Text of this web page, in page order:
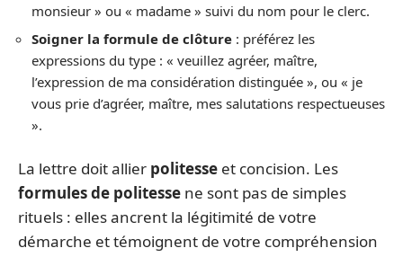
monsieur » ou « madame » suivi du nom pour le clerc.
Soigner la formule de clôture : préférez les
expressions du type : « veuillez agréer, maître,
l’expression de ma considération distinguée », ou « je
vous prie d’agréer, maître, mes salutations respectueuses
».
La lettre doit allier politesse et concision. Les
formules de politesse ne sont pas de simples
rituels : elles ancrent la légitimité de votre
démarche et témoignent de votre compréhension